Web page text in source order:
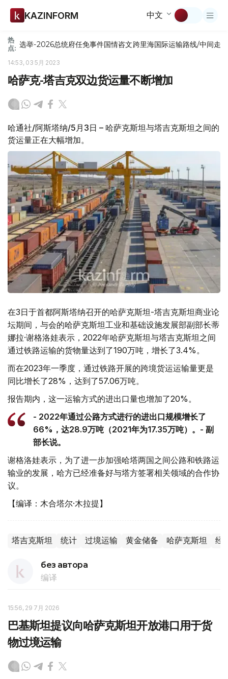
KAZINFORM 中文
热
点: 选举-2026总统府任免事件国情咨文跨里海国际运输路线/中间走廊
14:53, 03 5月 2023
哈萨克-塔吉克双边货运量不断增加
哈通社/阿斯塔纳/5月3日 – 哈萨克斯坦与塔吉克斯坦之间的
货运量正在大幅增加。
在3日于首都阿斯塔纳召开的哈萨克斯坦-塔吉克斯坦商业论
坛期间，与会的哈萨克斯坦工业和基础设施发展部副部长蒂
娜拉·谢格洛娃表示，2022年哈萨克斯坦与塔吉克斯坦之间
通过铁路运输的货物量达到了190万吨，增长了3.4%。
而在2023年一季度，通过铁路开展的跨境货运运输量更是
同比增长了28%，达到了57.06万吨。
报告期内，这一运输方式的进出口量也增加了20%。
- 2022年通过公路方式进行的进出口规模增长了
66%，达28.9万吨（2021年为17.35万吨）。- 副
部长说。
谢格洛娃表示，为了进一步加强哈塔两国之间公路和铁路运
输业的发展，哈方已经准备好与塔方签署相关领域的合作协
议。
【编译：木合塔尔·木拉提】
塔吉克斯坦 统计 过境运输 黄金储备 哈萨克斯坦 经
без автора
编译
15:56, 29 7月 2026
巴基斯坦提议向哈萨克斯坦开放港口用于货
物过境运输